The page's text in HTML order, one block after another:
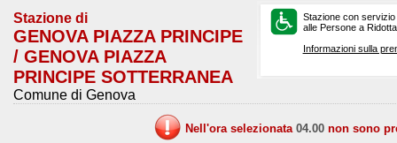
Stazione di
GENOVA PIAZZA PRINCIPE
/ GENOVA PIAZZA
PRINCIPE SOTTERRANEA
Comune di Genova
Stazione con
alle Persone a
Informazioni sulla
Nell'ora selezionata 04.00 non sono